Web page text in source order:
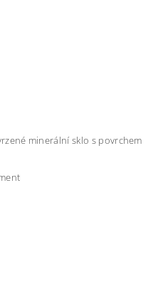
minerální sklo s povrchem